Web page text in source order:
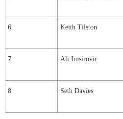
6 Keith Tilston
7 Ali Imsirovic
8 Seth Davies